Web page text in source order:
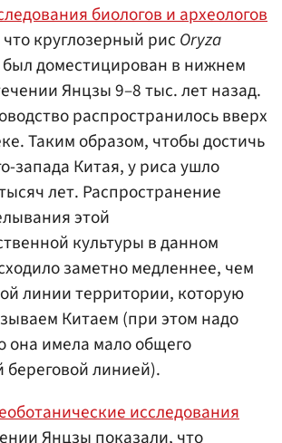
биологов и археологов
круглозерный рис Oryza
был доместицирован в нижнем
Янцзы 9–8 тыс. лет назад.
распространилось вверх
Таким образом, чтобы достичь
запада Китая, у риса ушло
лет. Распространение
этой
культуры в данном
заметно медленнее, чем
линии территории, которую
Китаем (при этом надо
она имела мало общего
береговой линией).
исследования
Янцзы показали, что